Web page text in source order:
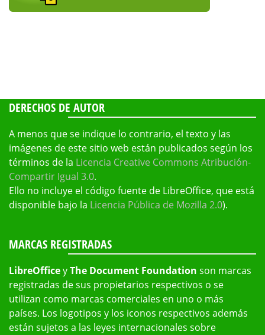
DERECHOS DE AUTOR
A menos que se indique lo contrario, el texto y las
imágenes de este sitio web están publicados según los
términos de la Licencia Creative Commons Atribución-
Compartir Igual 3.0.
Ello no incluye el código fuente de LibreOffice, que está
disponible bajo la Licencia Pública de Mozilla 2.0).
MARCAS REGISTRADAS
LibreOfficeyThe Document Foundation son marcas
registradas de sus propietarios respectivos o se
utilizan como marcas comerciales en uno o más
países. Los logotipos y los iconos respectivos además
están sujetos a las leyes internacionales sobre